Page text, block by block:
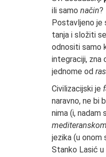
ili samo način?
Postavljeno je
tanja i složiti
odnositi samo
integraciji, zna
jednome od
Civilizacijski je
naravno, ne bi
nima (i,
jezika (u onom
Stanko Lasić